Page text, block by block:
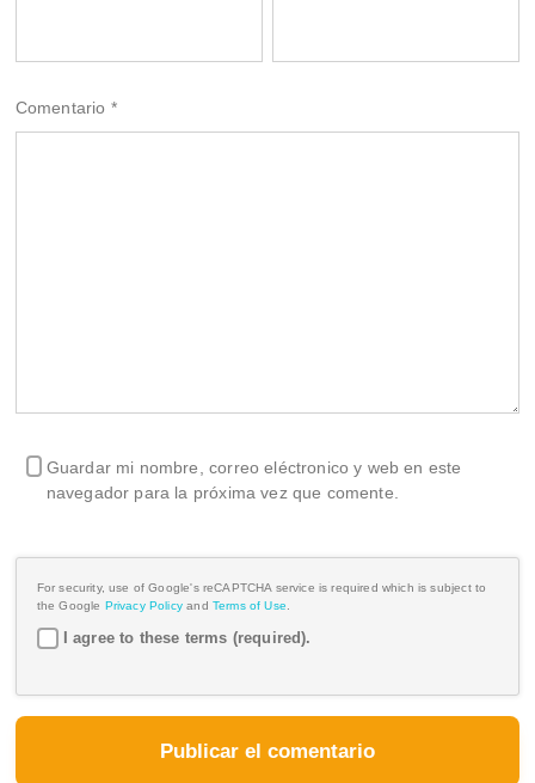
Comentario *
Guardar mi nombre, correo eléctronico y web en este
navegador para la próxima vez que comente.
For security, use of Google's reCAPTCHA service is required which is subject to
the Google Privacy Policy and Terms of Use.
I agree to these terms (required).